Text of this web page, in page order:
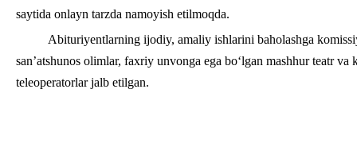
saytida onlayn tarzda namoyish etilmoqda.
Abituriyentlarning ijodiy, amaliy ishlarini baholashga
san’atshunos olimlar, faxriy unvonga ega bo‘lgan mashhur teatr
teleoperatorlar jalb etilgan.